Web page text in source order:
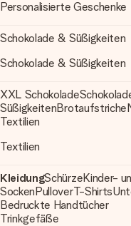
Samstag - Sonntag :
Personalisierte Geschenke
Schokolade & Süßigkeiten
Schokolade & Süßigkeiten
XXL Schokolade
SüßigkeitenBrotaufstriche
Textilien
Textilien
KleidungSchürzeKinder-
SockenPulloverT-Shirts
Bedruckte Handtücher
Trinkgefäße